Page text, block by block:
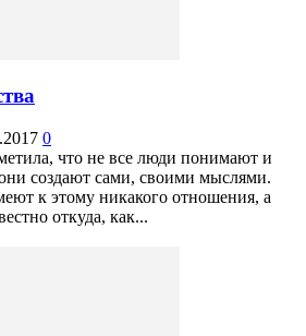
0
что не все люди понимают и
создают сами, своими мыслями.
к этому никакого отношения, а
откуда, как...